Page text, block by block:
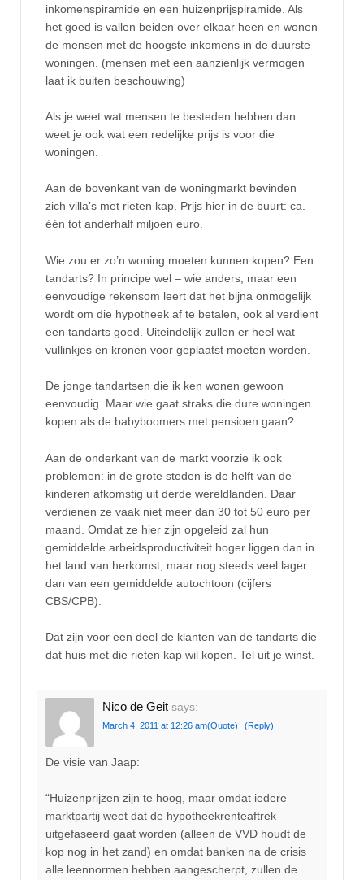
inkomenspiramide en een huizenprijspiramide. Als
het goed is vallen beiden over elkaar heen en wonen
de mensen met de hoogste inkomens in de duurste
woningen. (mensen met een aanzienlijk vermogen
laat ik buiten beschouwing)
Als je weet wat mensen te besteden hebben dan
weet je ook wat een redelijke prijs is voor die
woningen.
Aan de bovenkant van de woningmarkt bevinden
zich villa’s met rieten kap. Prijs hier in de buurt: ca.
één tot anderhalf miljoen euro.
Wie zou er zo’n woning moeten kunnen kopen? Een
tandarts? In principe wel – wie anders, maar een
eenvoudige rekensom leert dat het bijna onmogelijk
wordt om die hypotheek af te betalen, ook al verdient
een tandarts goed. Uiteindelijk zullen er heel wat
vullinkjes en kronen voor geplaatst moeten worden.
De jonge tandartsen die ik ken wonen gewoon
eenvoudig. Maar wie gaat straks die dure woningen
kopen als de babyboomers met pensioen gaan?
Aan de onderkant van de markt voorzie ik ook
problemen: in de grote steden is de helft van de
kinderen afkomstig uit derde wereldlanden. Daar
verdienen ze vaak niet meer dan 30 tot 50 euro per
maand. Omdat ze hier zijn opgeleid zal hun
gemiddelde arbeidsproductiviteit hoger liggen dan in
het land van herkomst, maar nog steeds veel lager
dan van een gemiddelde autochtoon (cijfers
CBS/CPB).
Dat zijn voor een deel de klanten van de tandarts die
dat huis met die rieten kap wil kopen. Tel uit je winst.
Nico de Geit says:
March 4, 2011 at 12:26 am(Quote) (Reply)
De visie van Jaap:
“Huizenprijzen zijn te hoog, maar omdat iedere
marktpartij weet dat de hypotheekrenteaftrek
uitgefaseerd gaat worden (alleen de VVD houdt de
kop nog in het zand) en omdat banken na de crisis
alle leennormen hebben aangescherpt, zullen de